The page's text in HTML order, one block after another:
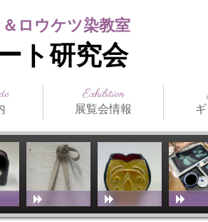
ロウケツ染教室
ト研究会
セス
（生
ール
Exhibition
展覧会情報
まつだみちこ個展
教室展覧会
その他展覧会
日本の公募展
ILCE（International
Leather Craft
Exhibition）
日本革工芸展
海外の公募展
IFoLG
World Leather
Debut(Sheridan)
講師
生徒
作品
技法
販売
メデ